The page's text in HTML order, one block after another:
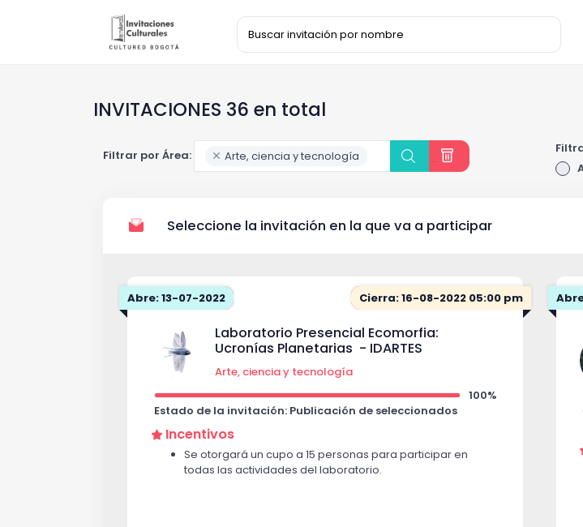
INVITACIONES 36 en total
Filtrar por Área: Arte, ciencia y tecnología
Seleccione la invitación en la que va a participar
Abre: 13-07-2022 Cierra: 16-08-2022 05:00 pm
Laboratorio Presencial Ecomorfia:
Ucronías Planetarias - IDARTES
Arte, ciencia y tecnología
100%
Estado de la invitación: Publicación de seleccionados
Incentivos
Se otorgará un cupo a 15 personas para participar en
todas las actividades del laboratorio.